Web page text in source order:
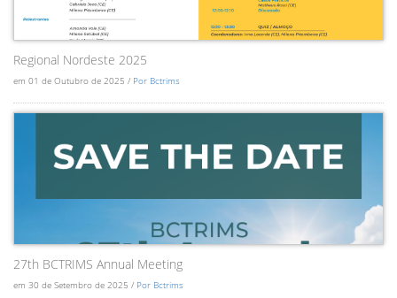
Regional Nordeste 2025
em 01 de Outubro de 2025 / Por Bctrims
27th BCTRIMS Annual Meeting
em 30 de Setembro de 2025 / Por Bctrims